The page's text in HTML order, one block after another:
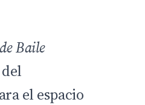
Baile
el espacio